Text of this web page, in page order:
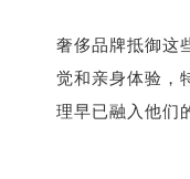
奢侈品牌抵御这
觉和亲身体验，
理早已融入他们